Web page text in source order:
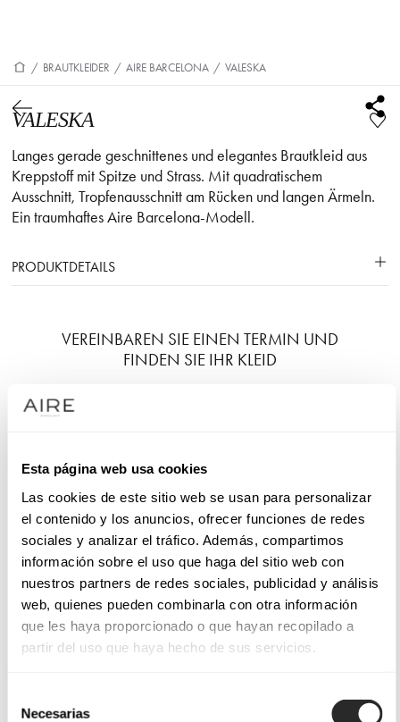
Esta página web usa cookies
Las cookies de este sitio web se usan para personalizar
el contenido y los anuncios, ofrecer funciones de redes
sociales y analizar el tráfico. Además, compartimos
información sobre el uso que haga del sitio web con
nuestros partners de redes sociales, publicidad y análisis
web, quienes pueden combinarla con otra información
que les haya proporcionado o que hayan recopilado a
partir del uso que haya hecho de sus servicios.
Necesarias
/ BRAUTKLEIDER / AIRE BARCELONA / VALESKA
VALESKA
Langes gerade geschnittenes und elegantes Brautkleid aus
Kreppstoff mit Spitze und Strass. Mit quadratischem
Ausschnitt, Tropfenausschnitt am Rücken und langen Ärmeln.
Ein traumhaftes Aire Barcelona-Modell.
PRODUKTDETAILS
VEREINBAREN SIE EINEN TERMIN UND
FINDEN SIE IHR KLEID